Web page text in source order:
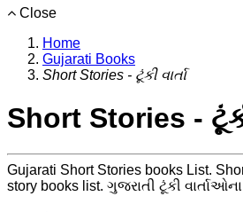
Close
Home
Gujarati Books
Short Stories - ટૂંકી વાર્તા
Short Stories - ટૂંકી
Gujarati Short Stories books List.
story books list. ગુજરાતી ટૂંકી